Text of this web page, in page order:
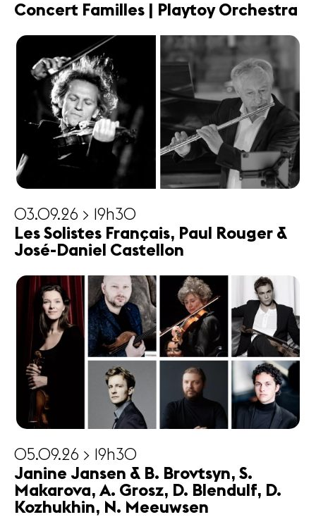
Concert Familles | Playtoy Orchestra
03.09.26 > 19h30
Les Solistes Français, Paul Rouger &
José-Daniel Castellon
05.09.26 > 19h30
Janine Jansen & B. Brovtsyn, S.
Makarova, A. Grosz, D. Blendulf, D.
Kozhukhin, N. Meeuwsen